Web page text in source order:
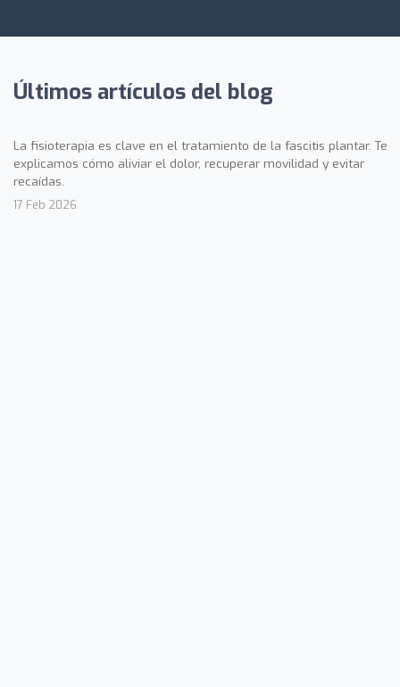
Últimos artículos del blog
La fisioterapia es clave en el tratamiento de la fascitis plantar. Te
explicamos cómo aliviar el dolor, recuperar movilidad y evitar
recaídas.
17 Feb 2026